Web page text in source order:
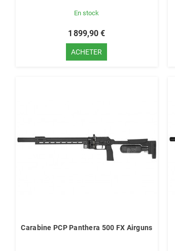
En stock
1 899,90 €
ACHETER
Carabine PCP Panthera 500 FX Airguns